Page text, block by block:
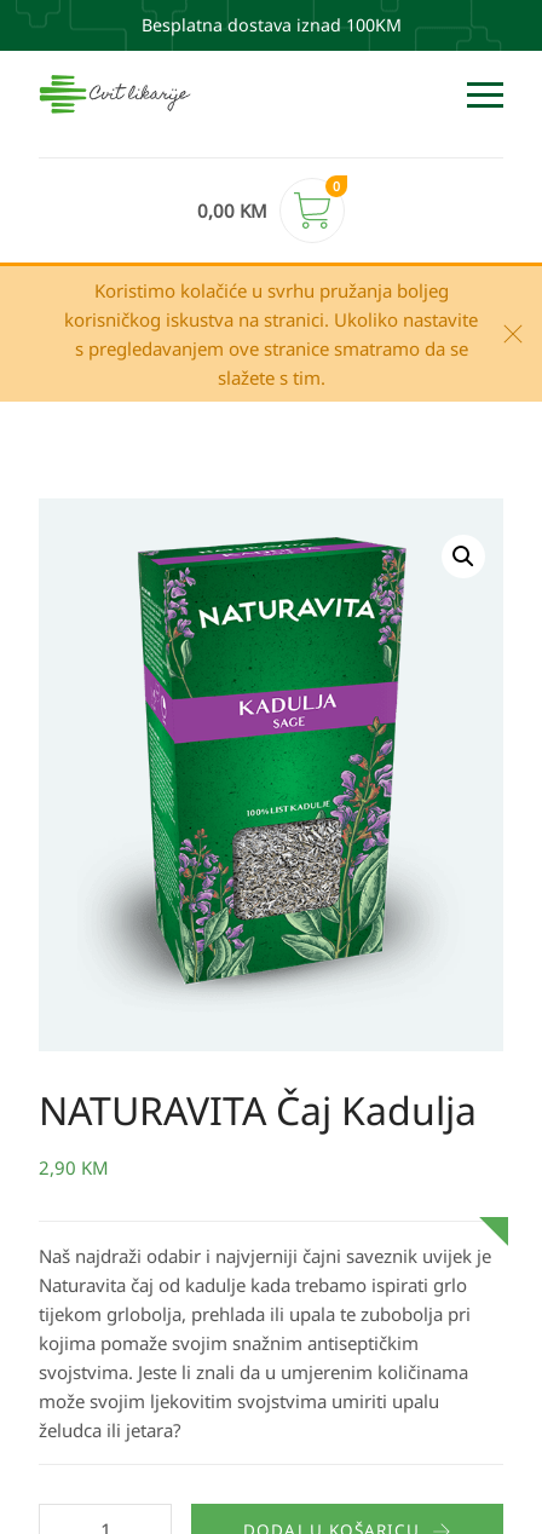
Besplatna dostava iznad 100KM
0,00 KM
0
Koristimo kolačiće u svrhu pružanja boljeg
korisničkog iskustva na stranici. Ukoliko nastavite
s pregledavanjem ove stranice smatramo da se
slažete s tim.
NATURAVITA Čaj Kadulja
2,90 KM
Naš najdraži odabir i najvjerniji čajni saveznik uvijek je
Naturavita čaj od kadulje kada trebamo ispirati grlo
tijekom grlobolja, prehlada ili upala te zubobolja pri
kojima pomaže svojim snažnim antiseptičkim
svojstvima. Jeste li znali da u umjerenim količinama
može svojim ljekovitim svojstvima umiriti upalu
želudca ili jetara?